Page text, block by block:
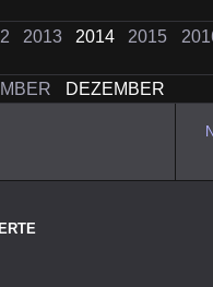
2013 2014 2015
DEZEMBER